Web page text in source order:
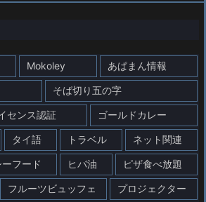
Mokoley あぱまん情報
そば切り五の字
センス認証 ゴールドカレー
タイ語 トラベル ネット関連
フード ヒバ油 ピザ食べ放題
フルーツビュッフェ プロジェクター